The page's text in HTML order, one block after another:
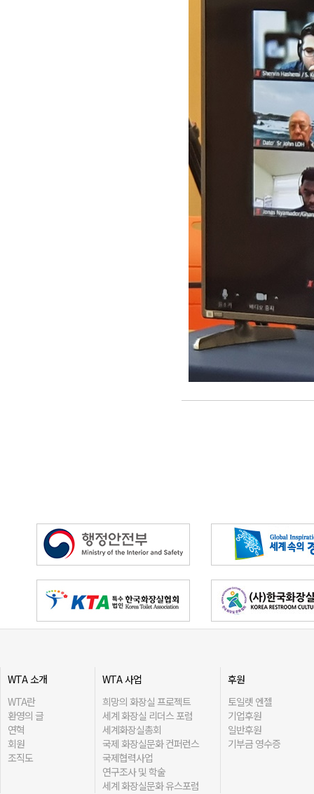
WTA 소개
WTA란
환영의 글
연혁
회원
조직도
WTA 사업
희망의 화장실 프로젝트
세계 화장실 리더스 포럼
세계화장실총회
국제 화장실문화 컨퍼런스
국제협력사업
연구조사 및 학술
세계 화장실문화 유스포럼
후원
토일렛 엔젤
기업후원
일반후원
기부금 영수증